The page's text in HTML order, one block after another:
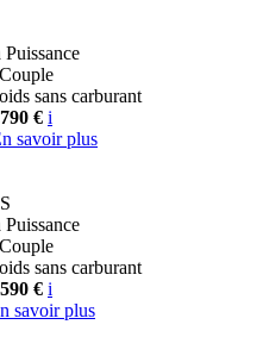
Puissance
Couple
sans carburant
€ i
savoir plus
Puissance
Couple
sans carburant
€ i
savoir plus